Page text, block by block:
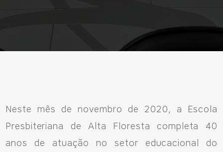
Neste mês de novembro de 2020, a Escola
Presbiteriana de Alta Floresta completa 40
anos de atuação no setor educacional do